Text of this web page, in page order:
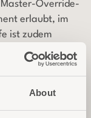
About
Override-
erlaubt, im
ist zudem
Platz für